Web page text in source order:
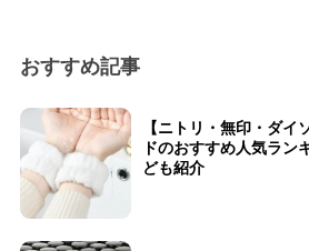
おすすめ記事
【ニトリ・無印・ダイ
ドのおすすめ人気ラ
ども紹介